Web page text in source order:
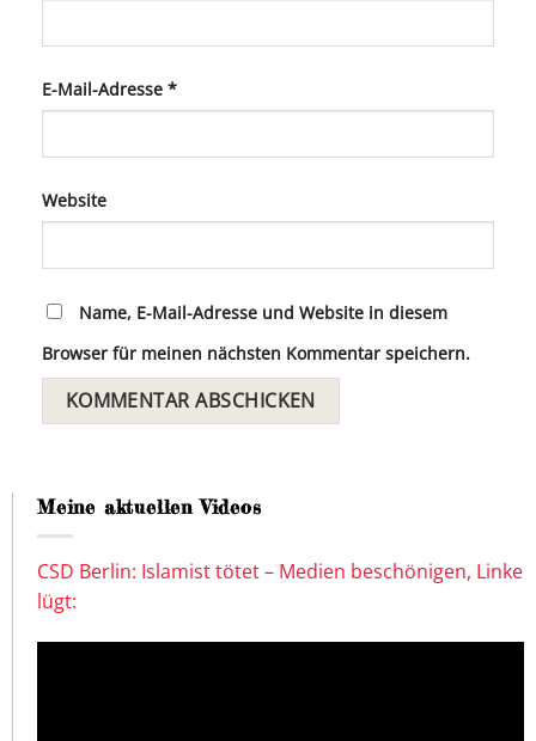
E-Mail-Adresse *
Website
Name, E-Mail-Adresse und Website in diesem
Browser für meinen nächsten Kommentar speichern.
Meine aktuellen Videos
CSD Berlin: Islamist tötet – Medien beschönigen, Linke
lügt: